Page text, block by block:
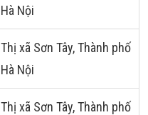
Hà Nội
Thị xã Sơn Tây, Thành phố
Hà Nội
Thị xã Sơn Tây, Thành phố